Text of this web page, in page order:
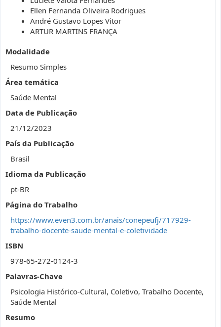
Ellen Fernanda Oliveira Rodrigues
André Gustavo Lopes Vitor
ARTUR MARTINS FRANÇA
Modalidade
Resumo Simples
Área temática
Saúde Mental
Data de Publicação
21/12/2023
País da Publicação
Brasil
Idioma da Publicação
pt-BR
Página do Trabalho
https://www.even3.com.br/anais/conepeufj/717929-
trabalho-docente-saude-mental-e-coletividade
ISBN
978-65-272-0124-3
Palavras-Chave
Psicologia Histórico-Cultural, Coletivo, Trabalho Docente,
Saúde Mental
Resumo